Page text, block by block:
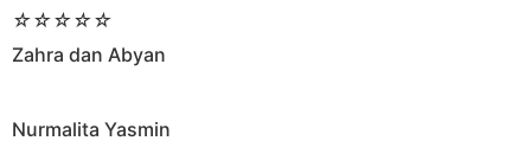
☆☆☆☆☆
Zahra dan Abyan
Nurmalita Yasmin